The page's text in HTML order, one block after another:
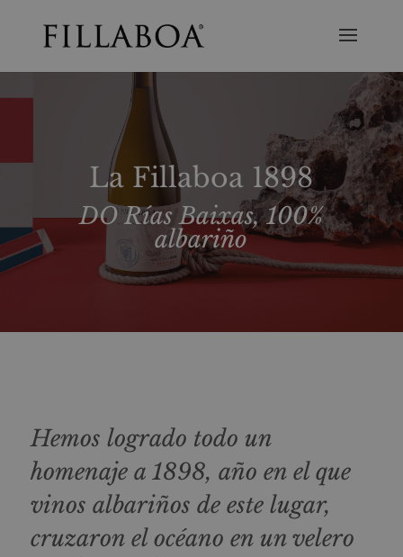
La Fillaboa 1898
DO Rías Baixas, 100%
albariño
Hemos logrado todo un
homenaje a 1898, año en el que
vinos albariños de este lugar,
cruzaron el océano en un velero